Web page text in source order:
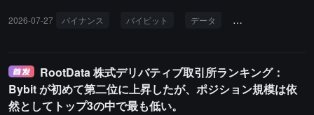
加率で3.58%に達しました。取引所の資産透明性証明に関して、過
位3はそれぞれDeribit（+5818.76万ドル）、Bitfinex（+2473.27万
ドル）、KuCoin（+1149.46万ドル）です。
2026-07-27 バイナンス バイビット データ BTCウォレット
RootData 株式デリバティブ取引所ランキング：
Bybit が初めて第二位に上昇したが、ポジション規模は依
然としてトップ3の中で最も低い。